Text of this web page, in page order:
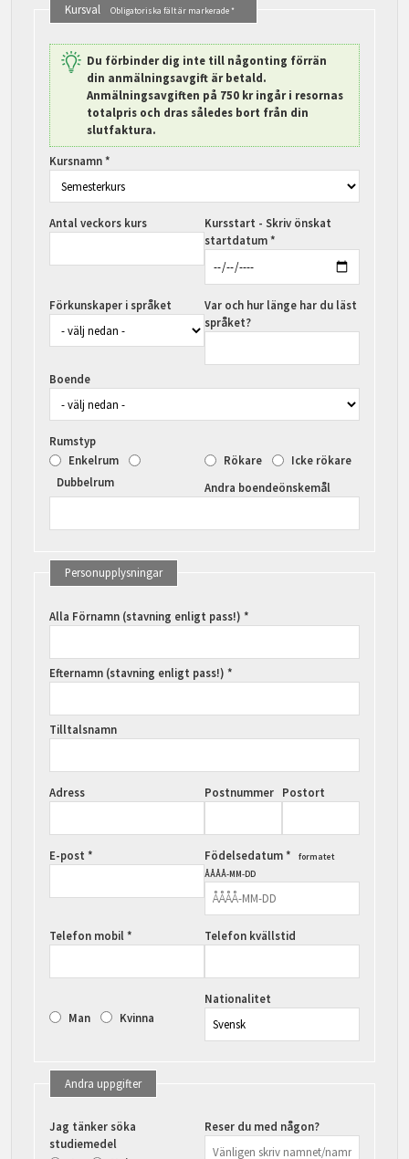
Kursval Obligatoriska fält är markerade *
Du förbinder dig inte till någonting förrän
din anmälningsavgift är betald.
Anmälningsavgiften på 750 kr ingår i resornas
totalpris och dras således bort från din
slutfaktura.
Kursnamn *
Antal veckors kurs
Kursstart - Skriv önskat
startdatum *
Förkunskaper i språket
Var och hur länge har du läst
språket?
Boende
Rumstyp
Enkelrum
Dubbelrum
Rökare
Icke rökare
Andra boendeönskemål
Personupplysningar
Alla Förnamn (stavning enligt pass!) *
Efternamn (stavning enligt pass!) *
Tilltalsnamn
Adress Postnummer Postort
E-post * Födelsedatum *
formatet
ÅÅÅÅ-MM-DD
Telefon mobil * Telefon kvällstid
Man Kvinna
Nationalitet
Andra uppgifter
Jag tänker söka
studiemedel
Reser du med någon?